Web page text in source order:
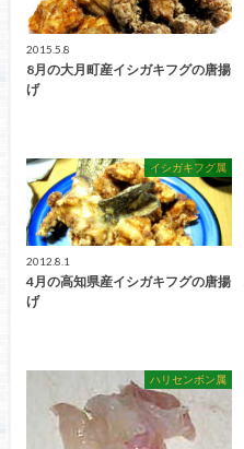
2015.5.8
8月の大月町産イシガキフグの唐揚
げ
イシガキフグ属
2012.8.1
4月の高知県産イシガキフグの唐揚
げ
ハリセンボン属